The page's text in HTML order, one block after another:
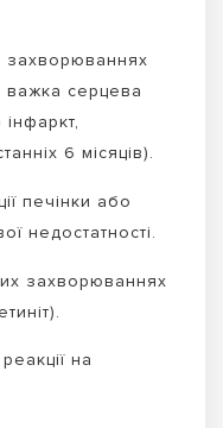
захворюваннях
важка серцева
інфаркт,
6 місяців).
печінки або
недостатності.
захворюваннях
на